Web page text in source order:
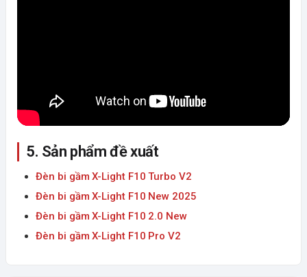
5. Sản phẩm đề xuất
Đèn bi gầm X-Light F10 Turbo V2
Đèn bi gầm X-Light F10 New 2025
Đèn bi gầm X-Light F10 2.0 New
Đèn bi gầm X-Light F10 Pro V2